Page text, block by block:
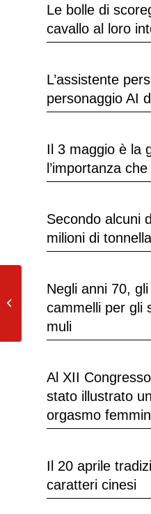
Le bolle di
cavallo al loro
L’assistente
personaggio AI
Il 3 maggio è la
l’importanza
Secondo alcuni
milioni di
Negli anni 70,
cammelli per gli
muli
Al XII
stato illustrato
orgasmo
Il 20 aprile
caratteri cinesi
Dal 2014 nel Burundi è vietato
legge fare jogging di gruppo. Il